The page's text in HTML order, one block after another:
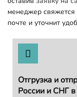
менеджер свяжется
почте и уточнит
Отгрузка и
России и СНГ